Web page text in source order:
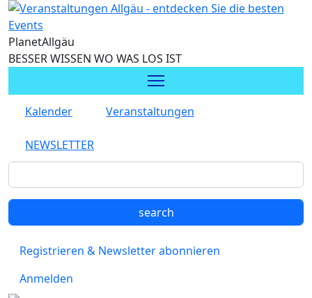
Direkt zum Inhalt
PlanetAllgäu
BESSER WISSEN WO WAS LOS IST
Kalender Veranstaltungen
NEWSLETTER
Registrieren & Newsletter abonnieren
Anmelden